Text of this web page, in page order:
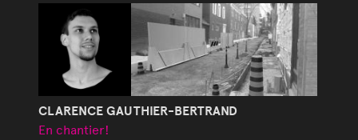
CLARENCE GAUTHIER-BERTRAND
En chantier!